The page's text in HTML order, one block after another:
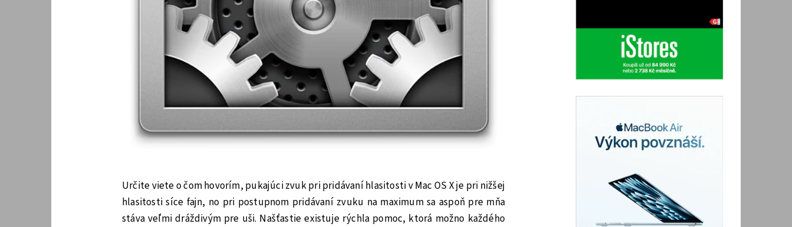
Určite viete o čom hovorím, pukajúci zvuk pri pridávaní hlasitosti v Mac OS X je pri nižšej
hlasitosti síce fajn, no pri postupnom pridávaní zvuku na maximum sa aspoň pre mňa
stáva veľmi dráždivým pre uši. Našťastie existuje rýchla pomoc, ktorá možno každého